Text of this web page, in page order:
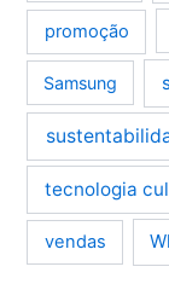
promoção
Samsung
tecnologia
vendas